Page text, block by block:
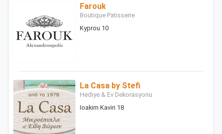
Farouk
Boutique Patisserie
Kyprou 10
La Casa by Stefi
Hediye & Ev Dekorasyonu
Ioakim Kaviri 18